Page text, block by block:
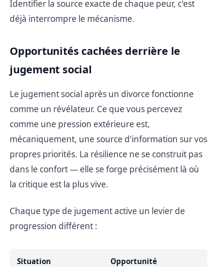
Identifier la source exacte de chaque peur, c'est
déjà interrompre le mécanisme.
Opportunités cachées derrière le
jugement social
Le jugement social après un divorce fonctionne
comme un révélateur. Ce que vous percevez
comme une pression extérieure est,
mécaniquement, une source d'information sur vos
propres priorités. La résilience ne se construit pas
dans le confort — elle se forge précisément là où
la critique est la plus vive.
Chaque type de jugement active un levier de
progression différent :
Situation Opportunité